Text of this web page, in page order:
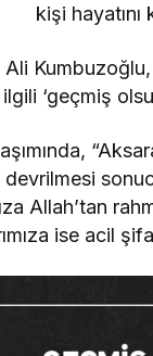
kişi
ilgili ‘geçmiş
Allah’tan
ise acil